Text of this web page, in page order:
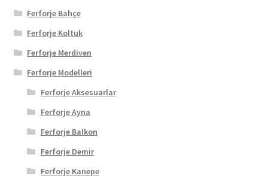
Ferforje Bahçe
Ferforje Koltuk
Ferforje Merdiven
Ferforje Modelleri
Ferforje Aksesuarlar
Ferforje Ayna
Ferforje Balkon
Ferforje Demir
Ferforje Kanepe